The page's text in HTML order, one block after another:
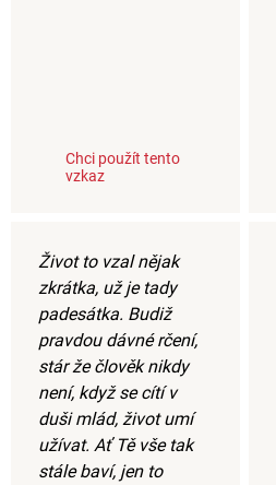
Chci použít tento
vzkaz
Život to vzal nějak
zkrátka, už je tady
padesátka. Budiž
pravdou dávné rčení,
stár že člověk nikdy
není, když se cítí v
duši mlád, život umí
užívat. Ať Tě vše tak
stále baví, jen to